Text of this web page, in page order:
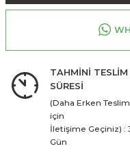
TAHMİNİ TESLİM
SÜRESİ
(Daha Erken
için
İletişime Geçiniz) :
Gün